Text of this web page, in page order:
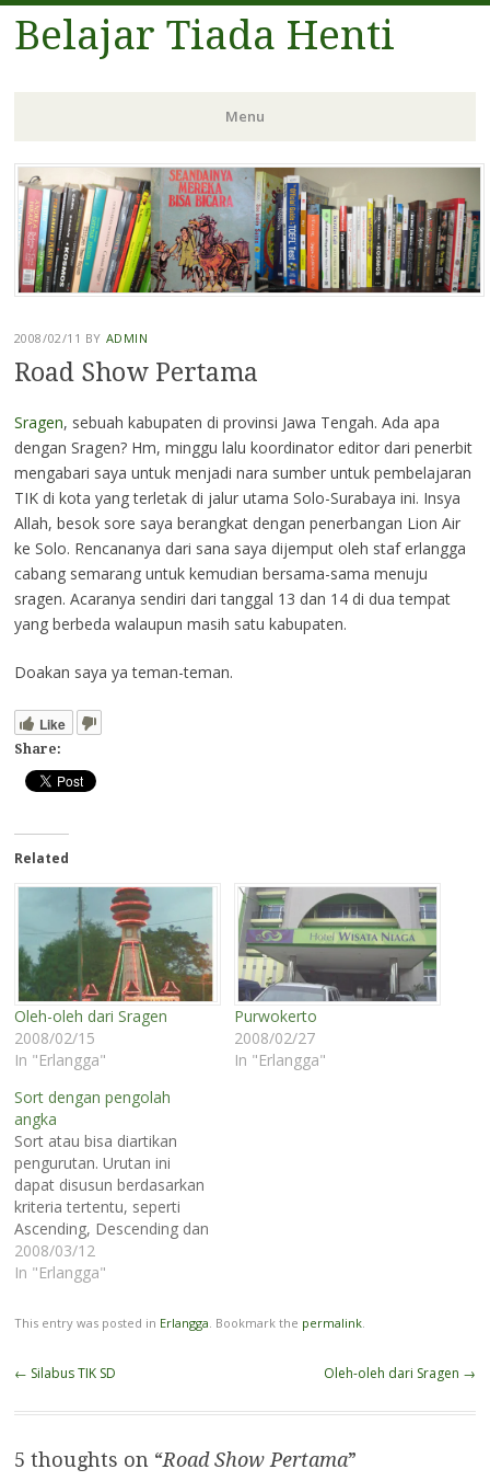
Belajar Tiada Henti
Menu
Skip
to
content
2008/02/11 BY ADMIN
Road Show Pertama
Sragen, sebuah kabupaten di provinsi Jawa Tengah. Ada apa
dengan Sragen? Hm, minggu lalu koordinator editor dari penerbit
mengabari saya untuk menjadi nara sumber untuk pembelajaran
TIK di kota yang terletak di jalur utama Solo-Surabaya ini. Insya
Allah, besok sore saya berangkat dengan penerbangan Lion Air
ke Solo. Rencananya dari sana saya dijemput oleh staf erlangga
cabang semarang untuk kemudian bersama-sama menuju
sragen. Acaranya sendiri dari tanggal 13 dan 14 di dua tempat
yang berbeda walaupun masih satu kabupaten.
Doakan saya ya teman-teman.
Like
Share:
Related
Oleh-oleh dari Sragen
2008/02/15
In "Erlangga"
Purwokerto
2008/02/27
In "Erlangga"
Sort dengan pengolah
angka
Sort atau bisa diartikan
pengurutan. Urutan ini
dapat disusun berdasarkan
kriteria tertentu, seperti
Ascending, Descending dan
keyword. Salah satu
penggunaan fasilitas sort
pengolah angka.
Bagaimana menerangkan
siswa? Yuk, kita lakukan
kelompok. Masing-masing
kelompok membentuk
2008/03/12
In "Erlangga"
This entry was posted in Erlangga . Bookmark the permalink.
Post
← Silabus TIK SD Oleh-oleh dari Sragen →
5 thoughts on “Road Show Pertama”